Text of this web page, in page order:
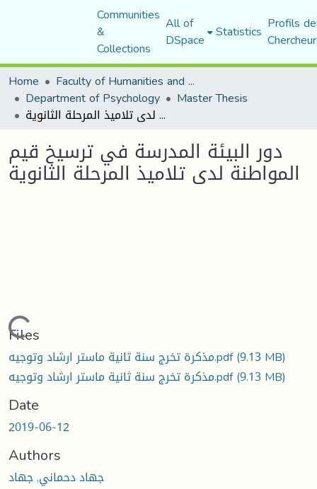
Communities
&
Collections
All of
DSpace Statistics Profils
Home
Faculty of Humanities and Social Sciences
Department of Psychology Master Thesis
دور البيئة المدرسة في ترسيخ قيم المواطنة لدى تلاميذ المرحلة الثانوية
دور البيئة المدرسة في ترسيخ قيم
المواطنة لدى تلاميذ المرحلة الثانوية
Loading...
Files
مذكرة تخرج سنة ثانية ماستر ارشاد وتوجيه.pdf(9.13 MB)
مذكرة تخرج سنة ثانية ماستر ارشاد وتوجيه.pdf(9.13 MB)
Date
2019-06-12
Authors
جهاد دحماني, جهاد